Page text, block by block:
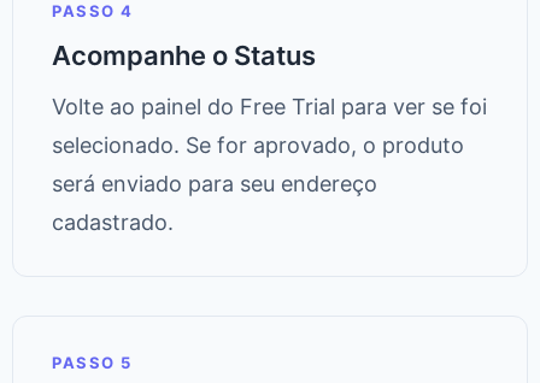
PASSO 4
Acompanhe o Status
Volte ao painel do Free Trial para ver se foi
selecionado. Se for aprovado, o produto
será enviado para seu endereço
cadastrado.
PASSO 5